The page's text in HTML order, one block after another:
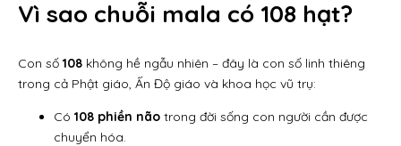
Vì sao chuỗi mala có 108 hạt?
Con số 108 không hề ngẫu nhiên – đây là con số linh thiêng
trong cả Phật giáo, Ấn Độ giáo và khoa học vũ trụ:
Có 108 phiền não trong đời sống con người cần được
chuyển hóa.